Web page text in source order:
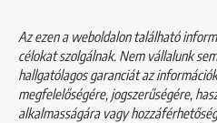
Az ezen a weboldalon található
célokat szolgálnak. Nem vállalunk
hallgatólagos garanciát az
megfelelőségére, jogszerűségére,
alkalmasságára vagy